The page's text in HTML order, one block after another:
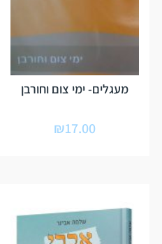
מעגלים- ימי צום וחורבן
₪17.00